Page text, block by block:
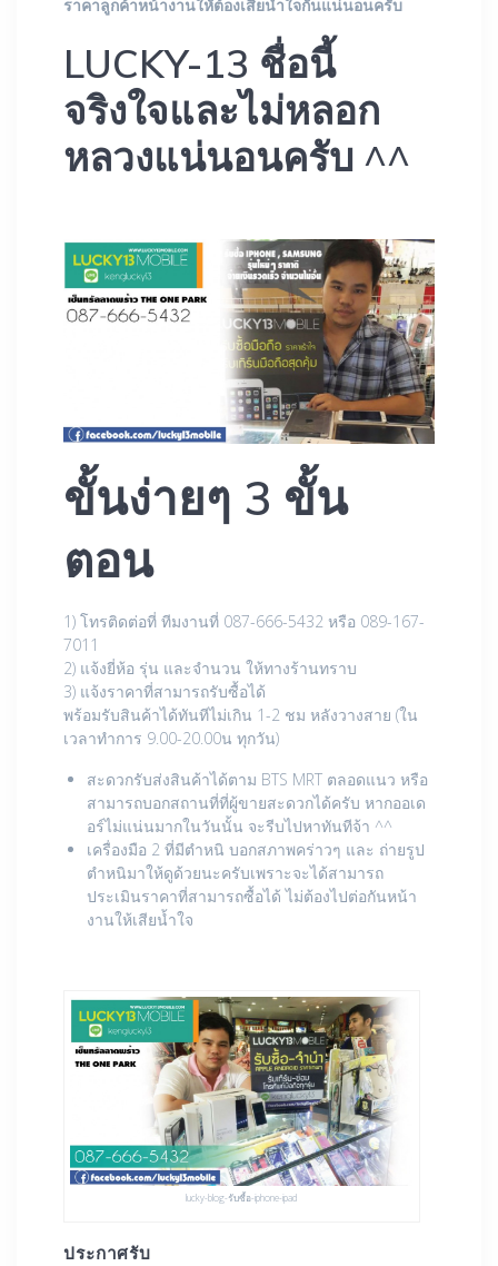
ราคาลูกค้าหน้างานใหัต้องเสียน้ำใจกันแน่นอนครับ
LUCKY-13 ชื่อนี้
จริงใจและไม่หลอก
หลวงแน่นอนครับ ^^
ขั้นง่ายๆ 3 ขั้น
ตอน
1) โทรติดต่อที่ ทีมงานที่ 087-666-5432 หรือ 089-167-
7011
2) แจ้งยี่ห้อ รุ่น และจำนวน ให้ทางร้านทราบ
3) แจ้งราคาที่สามารถรับซื้อได้
พร้อมรับสินค้าได้ทันทีไม่เกิน 1-2 ชม หลังวางสาย (ใน
เวลาทำการ 9.00-20.00น ทุกวัน)
สะดวกรับส่งสินค้าได้ตาม BTS MRT ตลอดแนว หรือ
สามารถบอกสถานที่ที่ผู้ขายสะดวกได้ครับ หากออเด
อร์ไม่แน่นมากในวันนั้น จะรีบไปหาทันทีจ้า ^^
เครื่องมือ 2 ที่มีตำหนิ บอกสภาพคร่าวๆ และ ถ่ายรูป
ตำหนิมาให้ดูด้วยนะครับเพราะจะได้สามารถ
ประเมินราคาที่สามารถซื้อได้ ไม่ต้องไปต่อกันหน้า
งานให้เสียน้ำใจ
lucky-blog-รับซื้อ-iphone-ipad
ประกาศรับ